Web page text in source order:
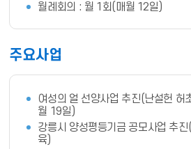
월례회의 : 월 1회(매월 12일)
주요사업
여성의 얼 선양사업 추진(난설헌 허
월 19일)
강릉시 양성평등기금 공모사업 추
육)